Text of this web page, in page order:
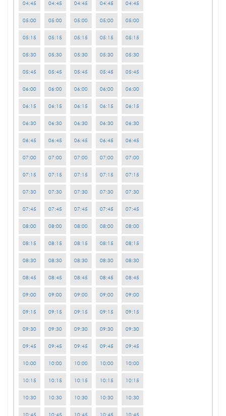
04:45
05:00
05:15
05:30
05:45
06:00
06:15
06:30
06:45
07:00
07:15
07:30
07:45
08:00
08:15
08:30
08:45
09:00
09:15
09:30
09:45
10:00
10:15
10:30
04:45
05:00
05:15
05:30
05:45
06:00
06:15
06:30
06:45
07:00
07:15
07:30
07:45
08:00
08:15
08:30
08:45
09:00
09:15
09:30
09:45
10:00
10:15
10:30
04:45
05:00
05:15
05:30
05:45
06:00
06:15
06:30
06:45
07:00
07:15
07:30
07:45
08:00
08:15
08:30
08:45
09:00
09:15
09:30
09:45
10:00
10:15
10:30
04:45
05:00
05:15
05:30
05:45
06:00
06:15
06:30
06:45
07:00
07:15
07:30
07:45
08:00
08:15
08:30
08:45
09:00
09:15
09:30
09:45
10:00
10:15
10:30
04:45
05:00
05:15
05:30
05:45
06:00
06:15
06:30
06:45
07:00
07:15
07:30
07:45
08:00
08:15
08:30
08:45
09:00
09:15
09:30
09:45
10:00
10:15
10:30